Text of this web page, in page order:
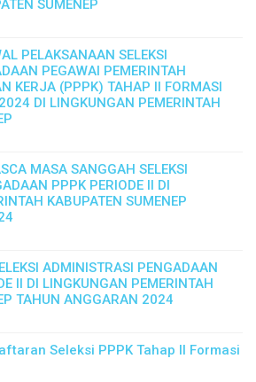
SUMENEP
PELAKSANAAN SELEKSI
PEGAWAI PEMERINTAH
KERJA (PPPK) TAHAP II FORMASI
DI LINGKUNGAN PEMERINTAH
MASA SANGGAH SELEKSI
PPPK PERIODE II DI
KABUPATEN SUMENEP
ADMINISTRASI PENGADAAN
II DI LINGKUNGAN PEMERINTAH
TAHUN ANGGARAN 2024
Seleksi PPPK Tahap II Formasi